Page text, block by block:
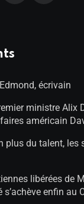
écrivain
ministre Alix
américain
plus du talent, les
libérées de
enfin au